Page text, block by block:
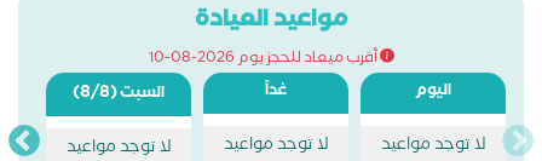
مواعيد العيادة
أقرب ميعاد للحجز يوم 2026-08-10
اليوم
لا توجد مواعيد
غداً
لا توجد مواعيد
السبت(8/8)
لا توجد مواعيد